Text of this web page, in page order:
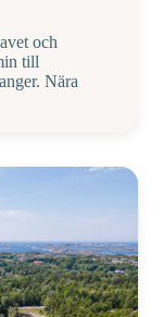
och
till
Nära